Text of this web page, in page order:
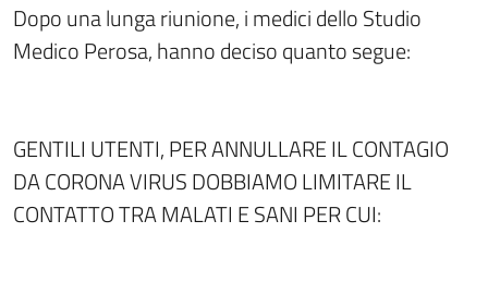
Dopo una lunga riunione, i medici dello Studio
Medico Perosa, hanno deciso quanto segue:
GENTILI UTENTI, PER ANNULLARE IL CONTAGIO
DA CORONA VIRUS DOBBIAMO LIMITARE IL
CONTATTO TRA MALATI E SANI PER CUI: